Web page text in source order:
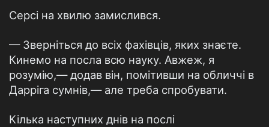
Серсі на хвилю замислився.
— Зверніться до всіх фахівців, яких знаєте.
Кинемо на посла всю науку. Авжеж, я
розумію,— додав він, помітивши на обличчі в
Дарріга сумнів,— але треба спробувати.
Кілька наступних днів на послі